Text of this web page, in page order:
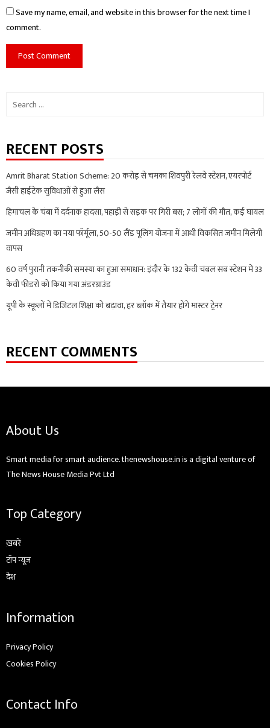
Save my name, email, and website in this browser for the next time I
comment.
Search
RECENT POSTS
Amrit Bharat Station Scheme: 20 करोड़ से चमका शिवपुरी रेलवे स्टेशन, एयरपोर्ट
जैसी हाईटेक सुविधाओं से हुआ लैस
हिमाचल के चंबा में दर्दनाक हादसा, पहाड़ी से सड़क पर गिरी बस; 7 लोगों की मौत, कई घायल
जमीन अधिग्रहण का नया फॉर्मूला, 50-50 लैंड पूलिंग योजना में आधी विकसित जमीन मिलेगी
वापस
60 वर्ष पुरानी तकनीकी समस्या का हुआ समाधान: इंदौर के 132 केवी चंबल सब स्टेशन में 33
केवी फीडरों को किया गया अंडरग्राउंड
यूपी के स्कूलों में डिजिटल शिक्षा को बढ़ावा, हर ब्लॉक में तैयार होंगे मास्टर ट्रेनर
RECENT COMMENTS
About Us
Smart media for smart audience. thenewshouse.in is a digital venture of
The News House Media Pvt Ltd
Top Category
ख़बरें
टॉप न्यूज़
देश
Information
Privacy Policy
Cookies Policy
Contact Info